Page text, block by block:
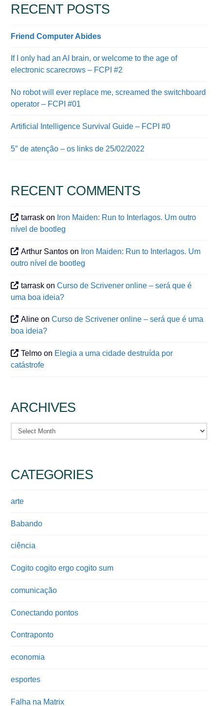
RECENT POSTS
Friend Computer Abides
If I only had an AI brain, or welcome to the age of
electronic scarecrows – FCPI #2
No robot will ever replace me, screamed the switchboard
operator – FCPI #01
Artificial Intelligence Survival Guide – FCPI #0
5″ de atenção – os links de 25/02/2022
RECENT COMMENTS
tarrask on Iron Maiden: Run to Interlagos. Um outro
nível de bootleg
Arthur Santos on Iron Maiden: Run to Interlagos. Um
outro nível de bootleg
tarrask onCurso de Scrivener online – será que é
uma boa ideia?
Aline onCurso de Scrivener online – será que é uma
boa ideia?
Telmo on Elegia a uma cidade destruída por
catástrofe
ARCHIVES
Archives
CATEGORIES
arte
Babando
ciência
Cogito cogito ergo cogito sum
comunicação
Conectando pontos
Contraponto
economia
esportes
Falha na Matrix